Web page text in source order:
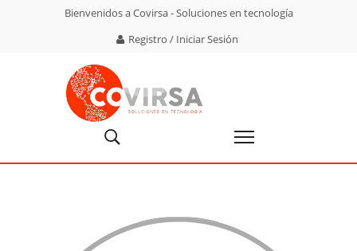
Bienvenidos a Covirsa - Soluciones en tecnología
Registro / Iniciar Sesión